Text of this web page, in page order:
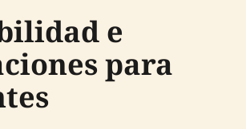
e
para